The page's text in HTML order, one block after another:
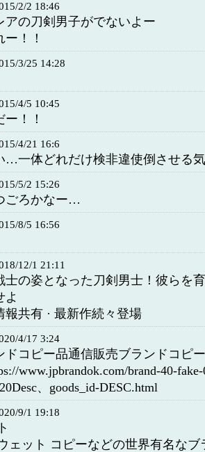
2/2 18:46
アの刀剣男子がでないよー
！！
3/25 14:28
4/5 10:45
！！
4/21 16:6
…一体どれだけ検非違使倒させる
5/2 15:26
ごろかなー…
8/5 16:56
12/1 21:11
士の姿となった刀剣男士！彼らを
よ
報共有 · 最新作続々登場
4/17 3:24
ドコピー品通信販売ブランドコピ
www.jpbrandok.com/brand-40-
、goods_id-DESC.html
9/1 19:18
ェット コピーなどの世界有名なブ